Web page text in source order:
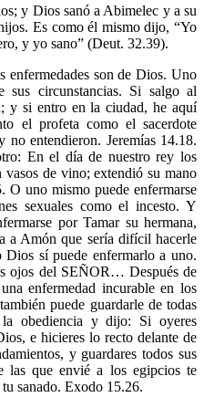
y Dios sanó a Abimelec y a su
Es como él mismo dijo, “Yo
y yo sano” (Deut. 32.39).
enfermedades son de Dios. Uno
sus circunstancias. Si salgo al
y si entro en la ciudad, he aquí
el profeta como el sacerdote
entendieron. Jeremías 14.18.
En el día de nuestro rey los
de vino; extendió su mano
O uno mismo puede enfermarse
sexuales como el incesto. Y
por Tamar su hermana,
a Amón que sería difícil hacerle
Dios sí puede enfermarlo a uno.
ojos del SEÑOR… Después de
enfermedad incurable en los
puede guardarle de todas
la obediencia y dijo: Si oyeres
e hicieres lo recto delante de
y guardares todos sus
las que envié a los egipcios te
sanado. Exodo 15.26.